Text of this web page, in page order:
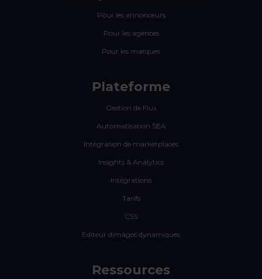
Pour les annonceurs
Pour les agences
Pour les marques
Plateforme
Gestion de Flux
Automatisation SEA
Intégration de marketplaces
Insights & Analytics
Intégrations
Tarifs
CSS
Editeur dimages dynamiques
Ressources